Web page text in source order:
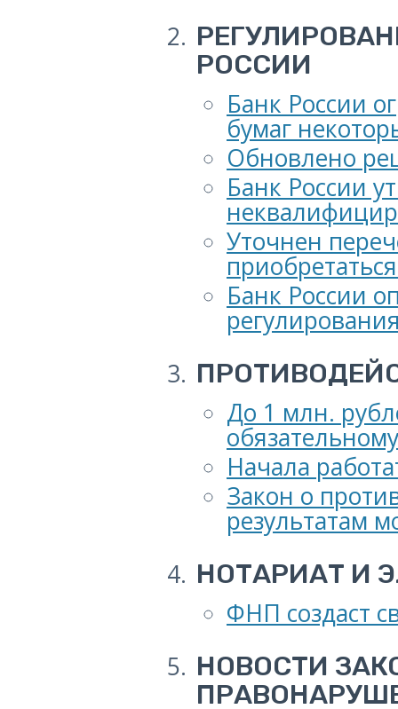
РОССИИ
Банк России
бумаг
Обновлено
Банк России
Уточнен
Банк России
До 1 млн.
Начала
Закон о
результатам
НОТАРИАТ И
ФНП создаст
НОВОСТИ